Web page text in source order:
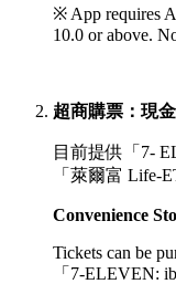
※ App requires
10.0 or above.
超商購票：現
目前提供「7-
「萊爾富 Life-
Convenience
Tickets can be
「 7-ELEVEN: